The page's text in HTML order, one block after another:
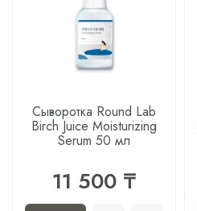
Сыворотка Round Lab
Birch Juice Moisturizing
Serum 50 мл
11 500 ₸